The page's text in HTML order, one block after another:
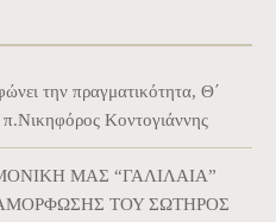
την πραγματικότητα, Θ΄
Κοντογιάννης
ΜΑΣ “ΓΑΛΙΛΑΙΑ”
ΤΟΥ ΣΩΤΗΡΟΣ